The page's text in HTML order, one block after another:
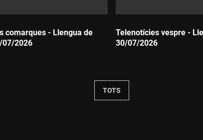
comarques - Llengua de
07/2026
Telenotícies vespre -
30/07/2026
TOTS